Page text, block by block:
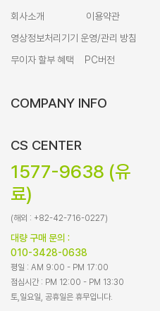
회사소개 이용약관
영상정보처리기기 운영/관리 방침
무이자 할부 혜택
PC버전
COMPANY INFO
CS CENTER
1577-9638 (유
료)
(해외 : +82-42-716-0227)
대량 구매 문의 :
010-3428-0638
평일 : AM 9:00 - PM 17:00
점심시간 : PM 12:00 - PM 13:30
토,일요일, 공휴일은 휴무입니다.